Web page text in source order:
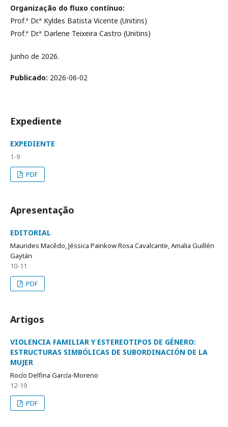
Organização do fluxo contínuo:
Prof.ª Dr.ª Kyldes Batista Vicente (Unitins)
Prof.ª Dr.ª Darlene Teixeira Castro (Unitins)
Junho de 2026.
Publicado: 2026-06-02
Expediente
EXPEDIENTE
1-9
PDF
Apresentação
EDITORIAL
Maurides Macêdo, Jéssica Painkow Rosa Cavalcante, Amalia Guillén
Gaytán
10-11
PDF
Artigos
VIOLENCIA FAMILIAR Y ESTEREOTIPOS DE GÉNERO:
ESTRUCTURAS SIMBÓLICAS DE SUBORDINACIÓN DE LA
MUJER
Rocío Delfina García-Moreno
12-19
PDF